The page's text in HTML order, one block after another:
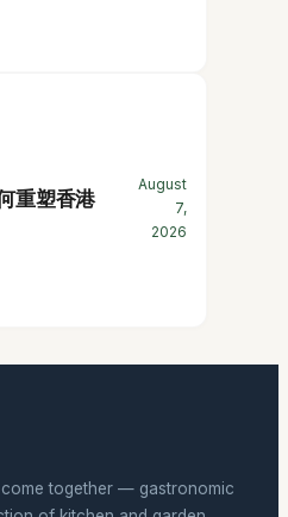
重塑香港
August
7,
2026
together — gastronomic